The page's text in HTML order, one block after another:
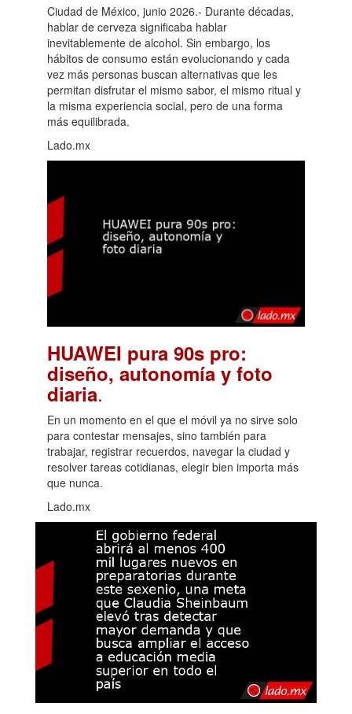
Ciudad de México, junio 2026.- Durante décadas,
hablar de cerveza significaba hablar
inevitablemente de alcohol. Sin embargo, los
hábitos de consumo están evolucionando y cada
vez más personas buscan alternativas que les
permitan disfrutar el mismo sabor, el mismo ritual y
la misma experiencia social, pero de una forma
más equilibrada.
Lado.mx
HUAWEI pura 90s pro:
diseño, autonomía y foto
diaria.
En un momento en el que el móvil ya no sirve solo
para contestar mensajes, sino también para
trabajar, registrar recuerdos, navegar la ciudad y
resolver tareas cotidianas, elegir bien importa más
que nunca.
Lado.mx